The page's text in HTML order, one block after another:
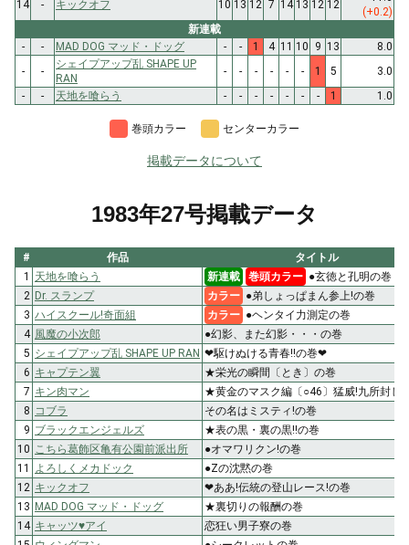
14
- キックオフ 10 13 12 7 14 13 12 12
(+0.2)
新連載
-
- MAD DOG マッド・ドッグ - - 1 4 11 10 9 13
8.0
-
-
シェイプアップ乱 SHAPE UP
RAN
- - - - - - 1 5
3.0
-
- 天地を喰らう - - - - - - - 1 1.0
巻頭カラー センターカラー
掲載データについて
1983年27号掲載データ
# 作品
タイトル
1
天地を喰らう 新連載 巻頭カラー ●玄徳と孔明の巻
2 Dr. スランプ カラー ●弟しょっぱまん参上!の巻
3 ハイスクール!奇面組 カラー ●ヘンタイ力測定の巻
4 風魔の小次郎
●幻影、また幻影・・・の巻
5 シェイプアップ乱 SHAPE UP RAN ❤駆けぬける青春!!の巻❤
6 キャプテン翼
★栄光の瞬間〔とき〕の巻
7 キン肉マン
★黄金のマスク編〔○46〕猛威!九所封じ!!
8 コブラ
その名はミスティ!の巻
9 ブラックエンジェルズ
★表の黒・裏の黒!!の巻
10
こちら葛飾区亀有公園前派出所
●オマワリクン!の巻
11
よろしくメカドック
●Zの沈黙の巻
12 キックオフ
❤ああ!伝統の登山レース!の巻
13 MAD DOG マッド・ドッグ
★裏切りの報酬の巻
14 キャッツ♥アイ
恋狂い男子寮の巻